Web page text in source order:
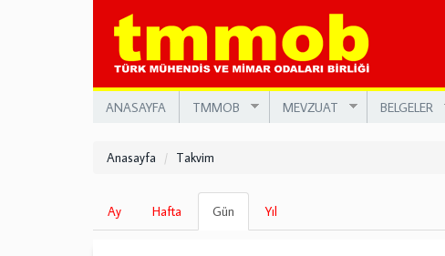
ANASAYFA TMMOB MEVZUAT BELGELER
Anasayfa Takvim
Birincil
sekmeler
Ay Hafta Gün
sekme)
Yıl